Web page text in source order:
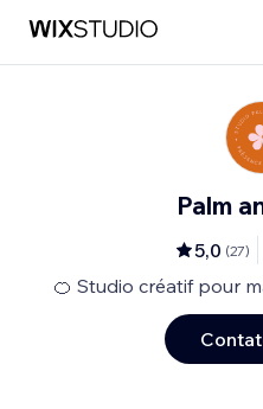
Palm
5,0 (27)
🍊 Studio créatif pour